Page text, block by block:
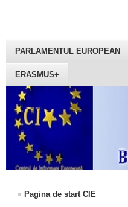
PARLAMENTUL EUROPEAN
ERASMUS+
Pagina de start CIE